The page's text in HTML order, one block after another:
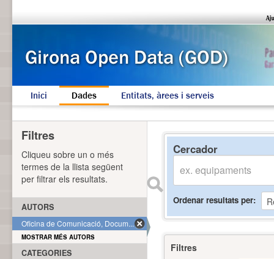
Inici Dades Entitats, àrees i serveis
Cercador
Ordenar resultats per
Filtres
Filtres
Cliqueu sobre un o més
termes de la llista següent
per filtrar els resultats.
AUTORS
Oficina de Comunicació, Docum... (1)
MOSTRAR MÉS AUTORS
CATEGORIES